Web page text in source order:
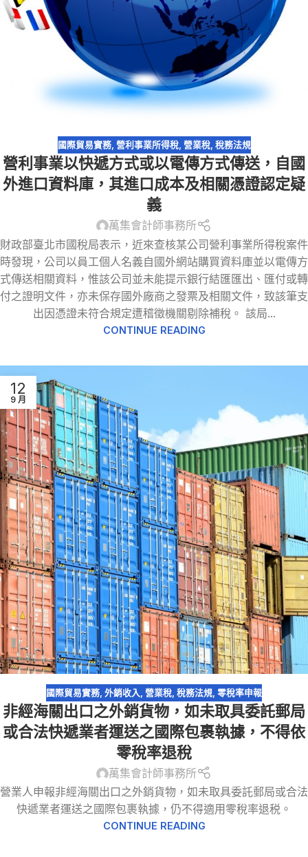
國際貿易實務, 營利事業所得稅, 營業稅, 稅務法規
營利事業以快遞方式或以電傳方式傳送，自國
外進口資料庫，其進口成本及相關憑證認定疑
義
萬集會計師事務所
財政部臺北市國稅局表示，近來查核某公司營利事業所得稅案件
時發現，公司以員工個人名義自國外網站購買資料庫並以電傳方
式傳送相關資料，惟該公司並未能提示銀行結匯匯出、匯付或轉
付之證明文件，亦未保存國外廠商之發票及相關文件，致該筆支
出因憑證未符合規定遭稽徵機關剔除補稅。 該局...
CONTINUE READING
12
9 月
國際貿易實務 外銷收入 營業稅 稅務法規 零稅率申報
非經海關出口之外銷貨物，如未取具委託郵局
或合法快遞業者運送之國際包裹執據，不得依
零稅率退稅
萬集會計師事務所
營業人申報非經海關出口之外銷貨物，如未取具委託郵局或合法
快遞業者運送之國際包裹執據，仍不得適用零稅率退税。
CONTINUE READING